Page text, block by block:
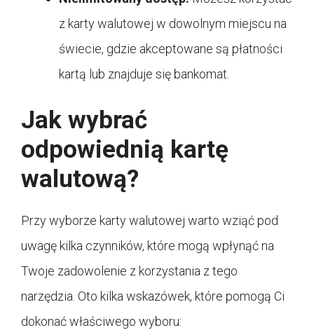
z karty walutowej w dowolnym miejscu na
świecie, gdzie akceptowane są płatności
kartą lub znajduje się bankomat.
Jak wybrać
odpowiednią kartę
walutową?
Przy wyborze karty walutowej warto wziąć pod
uwagę kilka czynników, które mogą wpłynąć na
Twoje zadowolenie z korzystania z tego
narzędzia. Oto kilka wskazówek, które pomogą Ci
dokonać właściwego wyboru: